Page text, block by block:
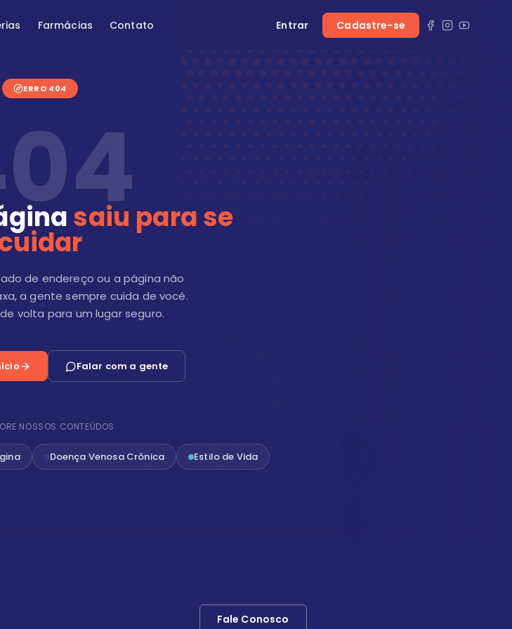
Farmácias Contato Entrar Cadastre-se
ERRO 404
saiu para se
de endereço ou a página não
a gente sempre cuida de você.
volta para um lugar seguro.
Falar com a gente
NOSSOS CONTEÚDOS
Doença Venosa Crônica Estilo de Vida
Fale Conosco